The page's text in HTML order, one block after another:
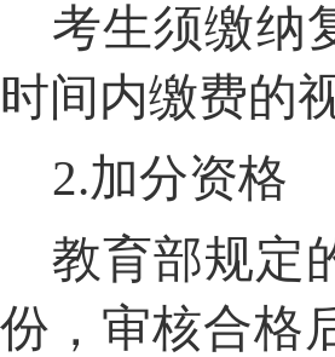
考生须缴纳
时间内缴费的
2.加分资格
教育部规定
份，审核合格